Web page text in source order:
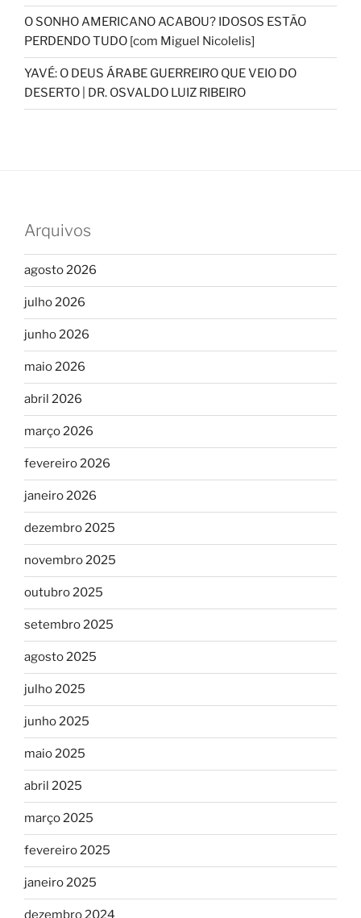
O SONHO AMERICANO ACABOU? IDOSOS ESTÃO
PERDENDO TUDO [com Miguel Nicolelis]
YAVÉ: O DEUS ÁRABE GUERREIRO QUE VEIO DO
DESERTO | DR. OSVALDO LUIZ RIBEIRO
Arquivos
agosto 2026
julho 2026
junho 2026
maio 2026
abril 2026
março 2026
fevereiro 2026
janeiro 2026
dezembro 2025
novembro 2025
outubro 2025
setembro 2025
agosto 2025
julho 2025
junho 2025
maio 2025
abril 2025
março 2025
fevereiro 2025
janeiro 2025
dezembro 2024